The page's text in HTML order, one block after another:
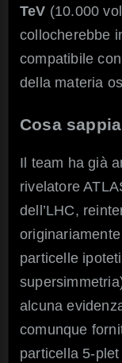
TeV (10.000
collocherebbe
compatibile
della materia
Cosa
Il team ha già
rivelatore
dell’LHC,
particelle
alcuna
comunque
particella 5-